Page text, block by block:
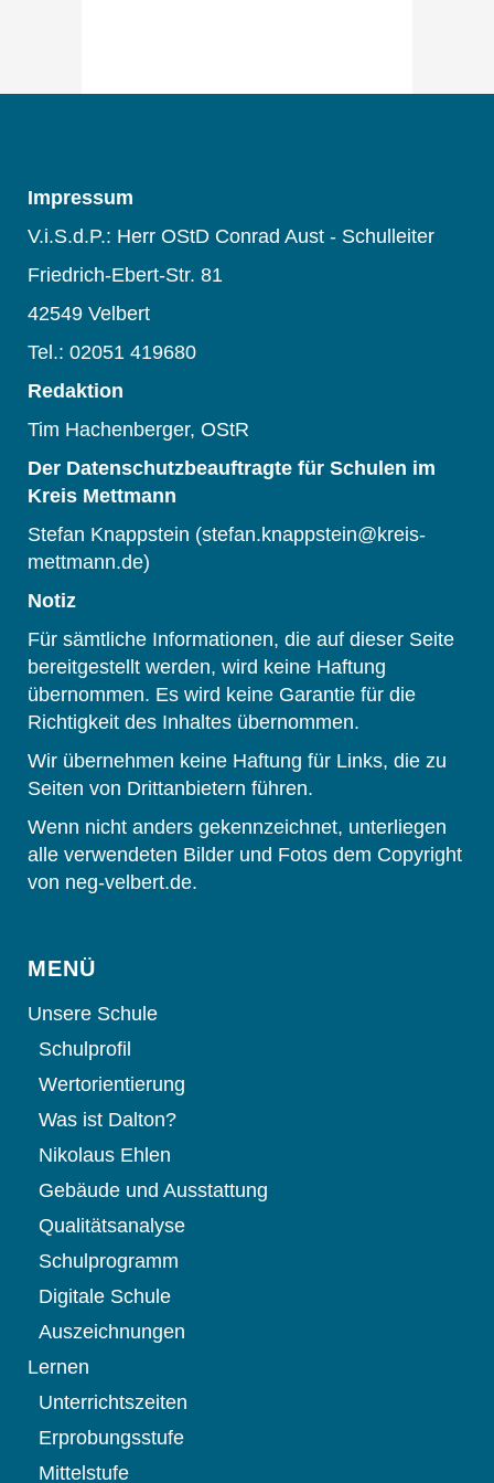
Impressum
V.i.S.d.P.: Herr OStD Conrad Aust - Schulleiter
Friedrich-Ebert-Str. 81
42549 Velbert
Tel.: 02051 419680
Redaktion
Tim Hachenberger, OStR
Der Datenschutzbeauftragte für Schulen im
Kreis Mettmann
Stefan Knappstein (stefan.knappstein@kreis-
mettmann.de)
Notiz
Für sämtliche Informationen, die auf dieser Seite
bereitgestellt werden, wird keine Haftung
übernommen. Es wird keine Garantie für die
Richtigkeit des Inhaltes übernommen.
Wir übernehmen keine Haftung für Links, die zu
Seiten von Drittanbietern führen.
Wenn nicht anders gekennzeichnet, unterliegen
alle verwendeten Bilder und Fotos dem Copyright
von neg-velbert.de.
MENÜ
Unsere Schule
Schulprofil
Wertorientierung
Was ist Dalton?
Nikolaus Ehlen
Gebäude und Ausstattung
Qualitätsanalyse
Schulprogramm
Digitale Schule
Auszeichnungen
Lernen
Unterrichtszeiten
Erprobungsstufe
Mittelstufe